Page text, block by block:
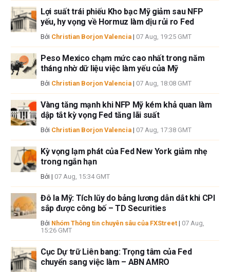
giả không cam đoan về tính chính xác, đầy đủ hoặc phù hợp của thông
tin này. FXStreet và tác giả sẽ không chịu trách nhiệm về bất kỳ sai sót,
thiếu sót hoặc bất kỳ tổn thất, thương tích hoặc thiệt hại nào phát sinh từ
thông tin này và việc hiển thị hoặc sử dụng thông tin này. Ngoại trừ các
lỗi và thiếu sót.
Tác giả và FXStreet không phải là các cố vấn đầu tư đã đăng ký và không
có nội dung nào trong bài viết này nhằm mục đích tư vấn đầu tư.
Lợi suất trái phiếu Kho bạc Mỹ giảm sau NFP
yếu, hy vọng về Hormuz làm dịu rủi ro Fed
Bởi Christian Borjon Valencia | 07 Aug, 19:25 GMT
Peso Mexico chạm mức cao nhất trong năm
tháng nhờ dữ liệu việc làm yếu của Mỹ
Bởi Christian Borjon Valencia | 07 Aug, 18:08 GMT
Vàng tăng mạnh khi NFP Mỹ kém khả quan làm
dập tắt kỳ vọng Fed tăng lãi suất
Bởi Christian Borjon Valencia | 07 Aug, 17:38 GMT
Kỳ vọng lạm phát của Fed New York giảm nhẹ
trong ngắn hạn
Bởi | 07 Aug, 15:34 GMT
Đô la Mỹ: Tích lũy do bảng lương dẫn dắt khi CPI
sắp được công bố – TD Securities
Bởi Nhóm Thông tin chuyên sâu của FXStreet | 07 Aug,
15:26 GMT
Cục Dự trữ Liên bang: Trọng tâm của Fed
chuyển sang việc làm – ABN AMRO